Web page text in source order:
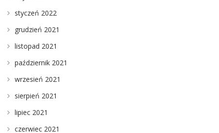
styczeń 2022
grudzień 2021
listopad 2021
październik 2021
wrzesień 2021
sierpień 2021
lipiec 2021
czerwiec 2021